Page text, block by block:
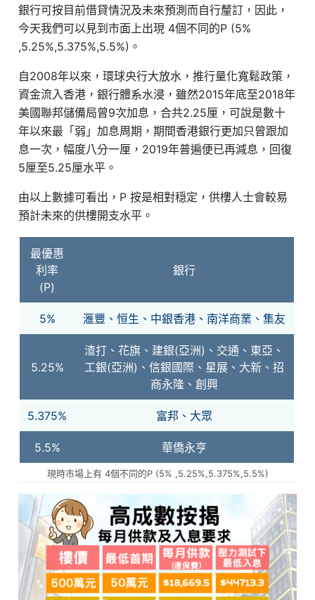
銀行可按目前借貸情況及未來預測而自行釐訂，因此，
今天我們可以見到市面上出現 4個不同的P (5%
,5.25%,5.375%,5.5%)。
自2008年以來，環球央行大放水，推行量化寬鬆政策，
資金流入香港，銀行體系水浸，雖然2015年底至2018年
美國聯邦儲備局曾9次加息，合共2.25厘，可說是數十
年以來最「弱」加息周期，期間香港銀行更加只曾跟加
息一次，幅度八分一厘，2019年普遍便已再減息，回復
5厘至5.25厘水平。
由以上數據可看出，P 按是相對穏定，供樓人士會較易
預計未來的供樓開支水平。
最優惠
利率
(P)
銀行
5% 滙豐、恒生、中銀香港、南洋商業、集友
5.25%
渣打、花旗、建銀(亞洲)、交通、東亞、
工銀(亞洲)、信銀國際、星展、大新、招
商永隆、創興
5.375% 富邦、大眾
5.5% 華僑永亨
現時市場上有 4個不同的P (5% ,5.25%,5.375%,5.5%)